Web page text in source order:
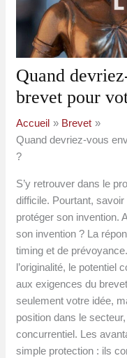
Quand
brevet pour
Accueil
Brevet
Quand devriez-vous
?
S’y retrouver dans le
difficile. Pourtant,
protéger son invention.
son invention ? La
timing et de
l’originalité, le potentiel
aux exigences du
seulement votre idée,
position dans le
concurrentiel. Les
simple protection : ils